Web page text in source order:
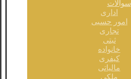
سوالات
اداری
امور حسبی
تجاری
ثبتی
خانواده
کیفری
مالیاتی
ملکی